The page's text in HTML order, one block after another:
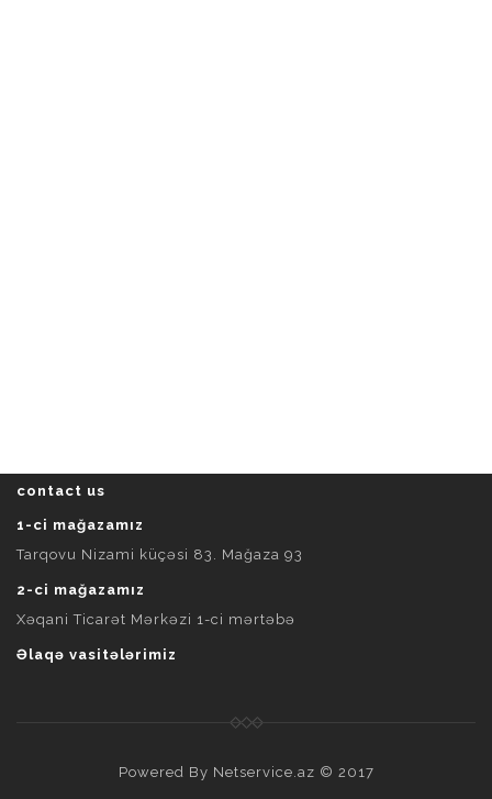
contact us
1-ci mağazamız
Tarqovu Nizami küçəsi 83. Mağaza 93
2-ci mağazamız
Xəqani Ticarət Mərkəzi 1-ci mərtəbə
Əlaqə vasitələrimiz
Powered By Netservice.az © 2017